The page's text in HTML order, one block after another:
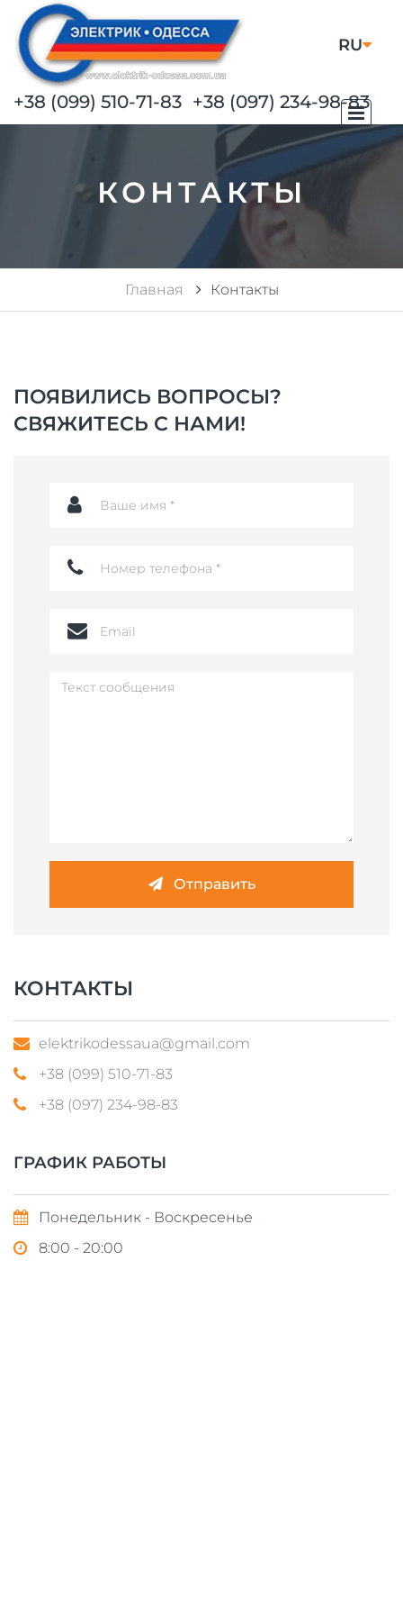
RU
+38 (099) 510-71-83 +38 (097) 234-98-83
КОНТАКТЫ
Главная Контакты
ПОЯВИЛИСЬ ВОПРОСЫ?
СВЯЖИТЕСЬ С НАМИ!
Отправить
КОНТАКТЫ
elektrikodessaua@gmail.com
+38 (099) 510-71-83
+38 (097) 234-98-83
ГРАФИК РАБОТЫ
Понедельник - Воскресенье
8:00 - 20:00